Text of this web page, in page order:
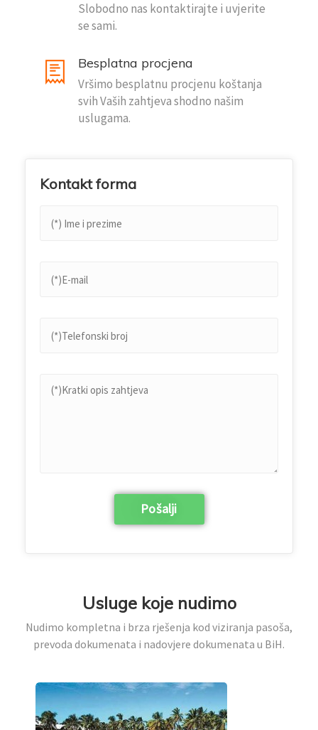
Slobodno nas kontaktirajte i uvjerite
se sami.
Besplatna procjena
Vršimo besplatnu procjenu koštanja
svih Vaših zahtjeva shodno našim
uslugama.
Kontakt forma
Usluge koje nudimo
Nudimo kompletna i brza rješenja kod viziranja pasoša,
prevoda dokumenata i nadovjere dokumenata u BiH.